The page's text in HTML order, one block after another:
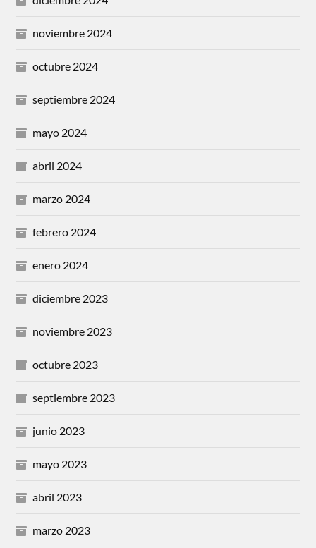
noviembre 2024
octubre 2024
septiembre 2024
mayo 2024
abril 2024
marzo 2024
febrero 2024
enero 2024
diciembre 2023
noviembre 2023
octubre 2023
septiembre 2023
junio 2023
mayo 2023
abril 2023
marzo 2023